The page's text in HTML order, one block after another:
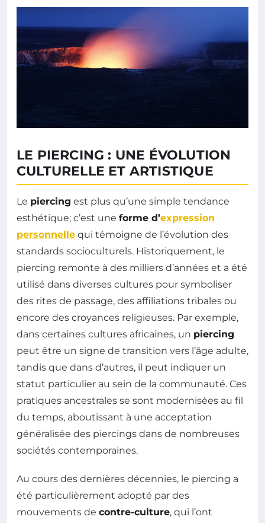
LE PIERCING : UNE ÉVOLUTION
CULTURELLE ET ARTISTIQUE
Le piercing est plus qu’une simple tendance
esthétique; c’est une forme d’expression
personnelle qui témoigne de l’évolution des
standards socioculturels. Historiquement, le
piercing remonte à des milliers d’années et a été
utilisé dans diverses cultures pour symboliser
des rites de passage, des affiliations tribales ou
encore des croyances religieuses. Par exemple,
dans certaines cultures africaines, un piercing
peut être un signe de transition vers l’âge adulte,
tandis que dans d’autres, il peut indiquer un
statut particulier au sein de la communauté. Ces
pratiques ancestrales se sont modernisées au fil
du temps, aboutissant à une acceptation
généralisée des piercings dans de nombreuses
sociétés contemporaines.
Au cours des dernières décennies, le piercing a
été particulièrement adopté par des
mouvements de contre-culture, qui l’ont